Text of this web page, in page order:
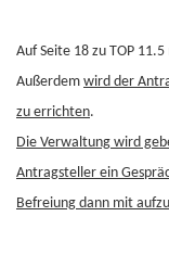
Auf Seite 18 zu TOP
Außerdem wird der
zu errichten.
Die Verwaltung wird
Antragsteller ein
Befreiung dann mit